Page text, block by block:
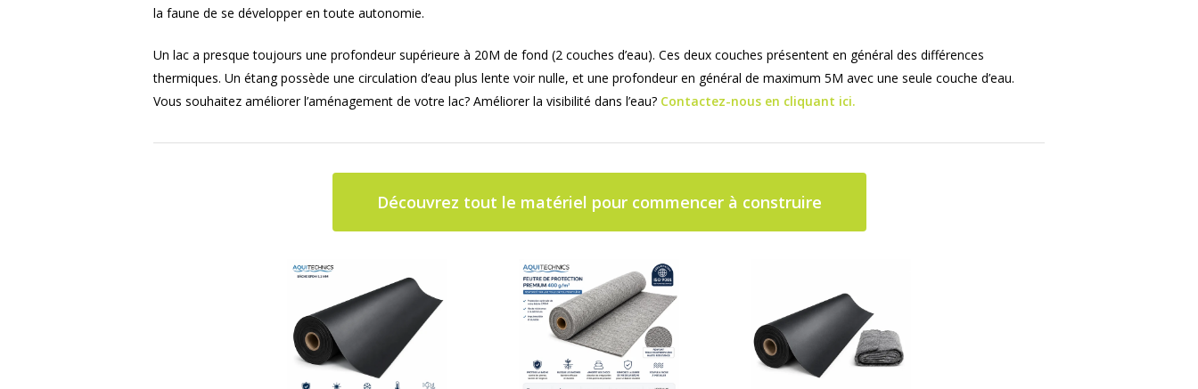
la faune de se développer en toute autonomie.
Un lac a presque toujours une profondeur supérieure à 20M de fond (2 couches d’eau). Ces deux couches présentent en général des différences
thermiques. Un étang possède une circulation d’eau plus lente voir nulle, et une profondeur en général de maximum 5M avec une seule couche d’eau.
Vous souhaitez améliorer l’aménagement de votre lac? Améliorer la visibilité dans l’eau? Contactez-nous en cliquant ici.
Découvrez tout le matériel pour commencer à construire